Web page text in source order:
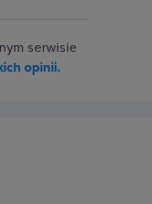
serwisie
opinii.